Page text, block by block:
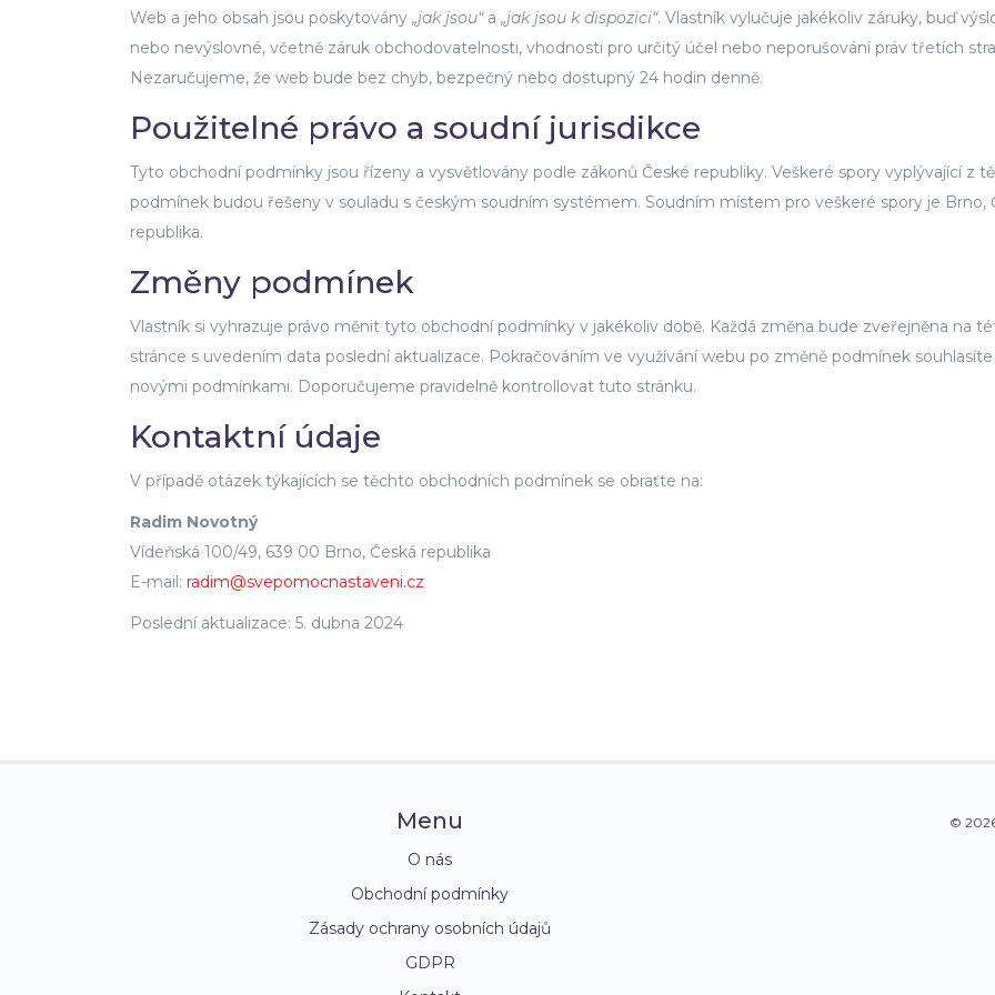
Web a jeho obsah jsou poskytovány „jak jsou“a „jak jsou k dispozici“. Vlastník vylučuje jakékoliv záruky, buď
nebo nevýslovné, včetně záruk obchodovatelnosti, vhodnosti pro určitý účel nebo neporušování práv třetích
Nezaručujeme, že web bude bez chyb, bezpečný nebo dostupný 24 hodin denně.
Použitelné právo a soudní jurisdikce
Tyto obchodní podmínky jsou řízeny a vysvětlovány podle zákonů České republiky. Veškeré spory vyplývající z
podmínek budou řešeny v souladu s českým soudním systémem. Soudním místem pro veškeré spory je Brno,
republika.
Změny podmínek
Vlastník si vyhrazuje právo měnit tyto obchodní podmínky v jakékoliv době. Každá změna bude zveřejněna na
stránce s uvedením data poslední aktualizace. Pokračováním ve využívání webu po změně podmínek souhlasíte
novými podmínkami. Doporučujeme pravidelně kontrollovat tuto stránku.
Kontaktní údaje
V případě otázek týkajících se těchto obchodních podmínek se obraťte na:
Radim Novotný
Vídeňská 100/49, 639 00 Brno, Česká republika
E-mail: radim@svepomocnastaveni.cz
Poslední aktualizace: 5. dubna 2024
Menu
O nás
Obchodní podmínky
Zásady ochrany osobních údajů
GDPR
©